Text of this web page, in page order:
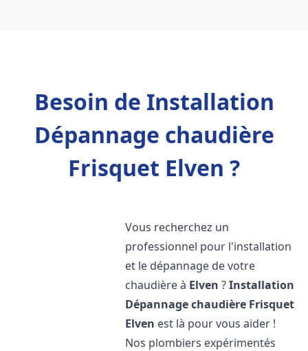
Besoin de Installation
Dépannage chaudière
Frisquet Elven ?
Vous recherchez un
professionnel pour l'installation
et le dépannage de votre
chaudière à Elven ?Installation
Dépannage chaudière Frisquet
Elven est là pour vous aider !
Nos plombiers expérimentés